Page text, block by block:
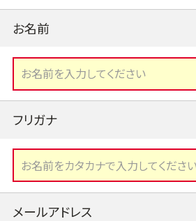
お名前
フリガナ
メールアドレス